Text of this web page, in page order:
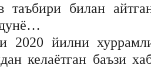
таъбири билан
2020 йилни
келаётган баъзи